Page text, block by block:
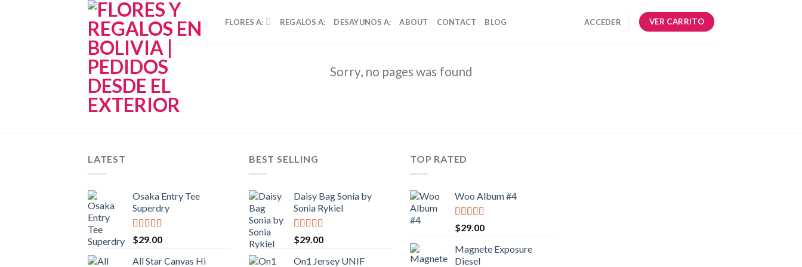
FLORES A: REGALOS A: DESAYUNOS A: ABOUT CONTACT BLOG ACCEDER VER CARRITO
Sorry, no pages was found
LATEST
Osaka Entry Tee
Superdry
Valorado
con
de 5
$29.00
All Star Canvas Hi
BEST SELLING
Daisy Bag Sonia by
Sonia Rykiel
Valorado
con
de 5
$29.00
On1 Jersey UNIF
TOP RATED
Woo Album #4
Valorado
con
5
$29.00
Magnete Exposure
Diesel